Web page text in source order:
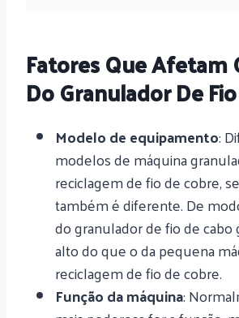
Fatores Que Afetam
Do Granulador De
Modelo de equipamento:
modelos de máquina
reciclagem de fio de cobre,
também é diferente. De
do granulador de fio de cabo
alto do que o da pequena
reciclagem de fio de cobre.
Função da máquina: